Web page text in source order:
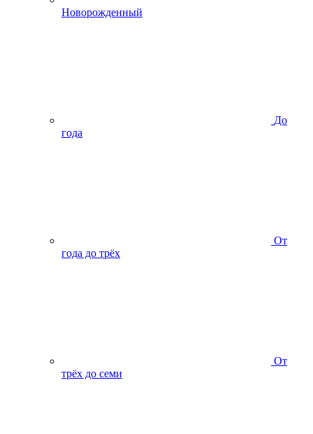
Новорожденный
До
года
От
года до трёх
От
трёх до семи